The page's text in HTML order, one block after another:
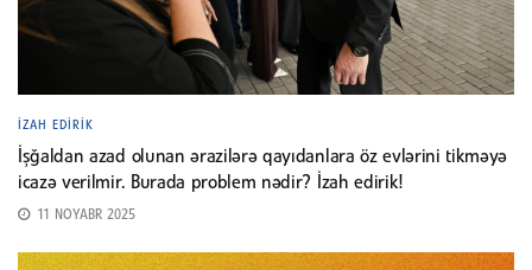
İZAH EDIRIK
İşğaldan azad olunan ərazilərə qayıdanlara öz evlərini tikməyə
icazə verilmir. Burada problem nədir? İzah edirik!
11 NOYABR 2025